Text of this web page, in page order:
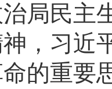
局民主
，习近
的重要